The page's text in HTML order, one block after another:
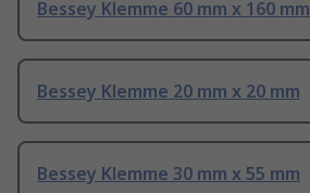
Bessey Klemme 60 mm x 160 mm
Bessey Klemme 20 mm x 20 mm
Bessey Klemme 30 mm x 55 mm